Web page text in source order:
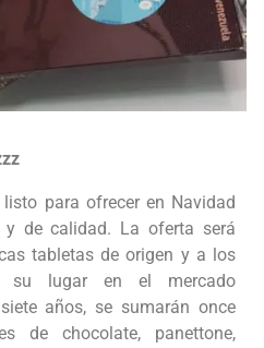
para ofrecer en Navidad
y de calidad. La oferta será
tabletas de origen y a los
su lugar en el mercado
años, se sumarán once
de chocolate, panettone,